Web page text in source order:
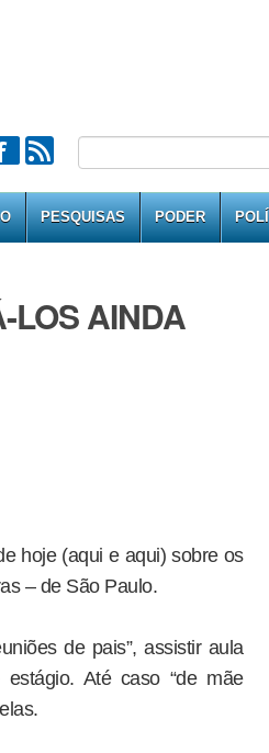
PESQUISAS PODER
LOS AINDA
hoje (aqui e aqui) sobre os
– de São Paulo.
de pais”, assistir aula
Até caso “de mãe